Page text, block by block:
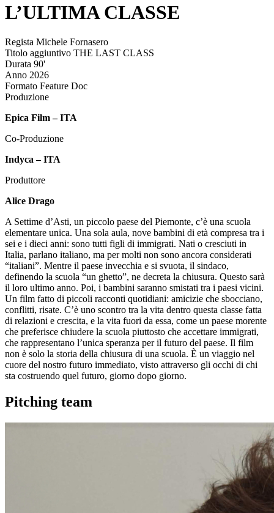
L’ULTIMA CLASSE
Regista Michele Fornasero
Titolo aggiuntivo THE LAST CLASS
Durata 90'
Anno 2026
Formato Feature Doc
Produzione
Epica Film – ITA
Co-Produzione
Indyca – ITA
Produttore
Alice Drago
A Settime d’Asti, un piccolo paese del Piemonte, c’è una scuola
elementare unica. Una sola aula, nove bambini di età compresa tra i
sei e i dieci anni: sono tutti figli di immigrati. Nati o cresciuti in
Italia, parlano italiano, ma per molti non sono ancora considerati
“italiani”. Mentre il paese invecchia e si svuota, il sindaco,
definendo la scuola “un ghetto”, ne decreta la chiusura. Questo sarà
il loro ultimo anno. Poi, i bambini saranno smistati tra i paesi vicini.
Un film fatto di piccoli racconti quotidiani: amicizie che sbocciano,
conflitti, risate. C’è uno scontro tra la vita dentro questa classe fatta
di relazioni e crescita, e la vita fuori da essa, come un paese morente
che preferisce chiudere la scuola piuttosto che accettare immigrati,
che rappresentano l’unica speranza per il futuro del paese. Il film
non è solo la storia della chiusura di una scuola. È un viaggio nel
cuore del nostro futuro immediato, visto attraverso gli occhi di chi
sta costruendo quel futuro, giorno dopo giorno.
Pitching team